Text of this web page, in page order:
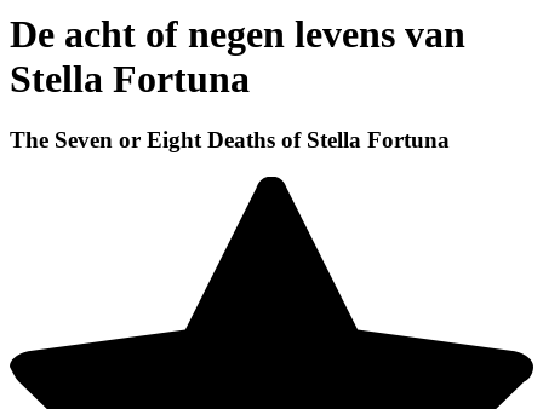
De acht of negen levens van
Stella Fortuna
The Seven or Eight Deaths of Stella Fortuna